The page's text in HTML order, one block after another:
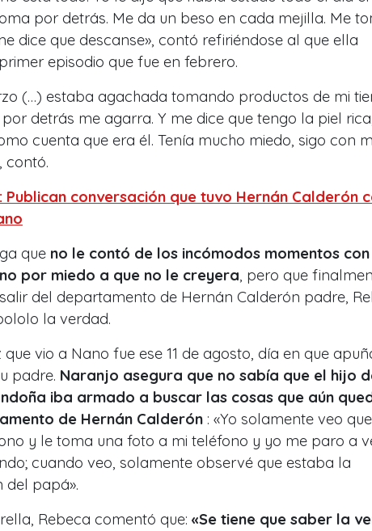
por detrás. Me da un beso en cada mejilla. Me
dice que descanse», contó refiriéndose al que ella
episodio que fue en febrero.
(…) estaba agachada tomando productos de mi
detrás me agarra. Y me dice que tengo la piel
cuenta que era él. Tenía mucho miedo, sigo con
contó.
Publican conversación que tuvo Hernán Calderón
que no le contó de los incómodos momentos con
por miedo a que no le creyera, pero que
del departamento de Hernán Calderón padre,
la verdad.
que vio a Nano fue ese 11 de agosto, día en que
padre. Naranjo asegura que no sabía que el hijo
iba armado a buscar las cosas que aún
de Hernán Calderón : «Yo solamente veo
y le toma una foto a mi teléfono y yo me paro a
cuando veo, solamente observé que estaba la
del papá».
Rebeca comentó que: «Se tiene que saber la